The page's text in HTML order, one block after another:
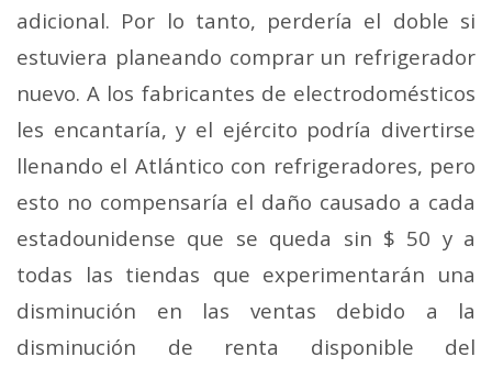
adicional. Por lo tanto, perdería el doble si
estuviera planeando comprar un refrigerador
nuevo. A los fabricantes de electrodomésticos
les encantaría, y el ejército podría divertirse
llenando el Atlántico con refrigeradores, pero
esto no compensaría el daño causado a cada
estadounidense que se queda sin $ 50 y a
todas las tiendas que experimentarán una
disminución en las ventas debido a la
disminución de renta disponible del